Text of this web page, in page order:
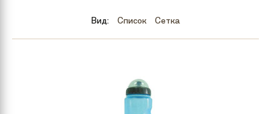
Maxiscoo
Вид: Список Сетка